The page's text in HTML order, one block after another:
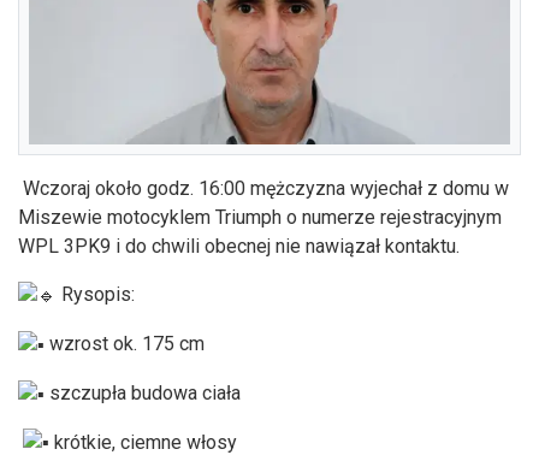
Wczoraj około godz. 16:00 mężczyzna wyjechał z domu w
Miszewie motocyklem Triumph o numerze rejestracyjnym
WPL 3PK9 i do chwili obecnej nie nawiązał kontaktu.
Rysopis:
wzrost ok. 175 cm
szczupła budowa ciała
krótkie, ciemne włosy